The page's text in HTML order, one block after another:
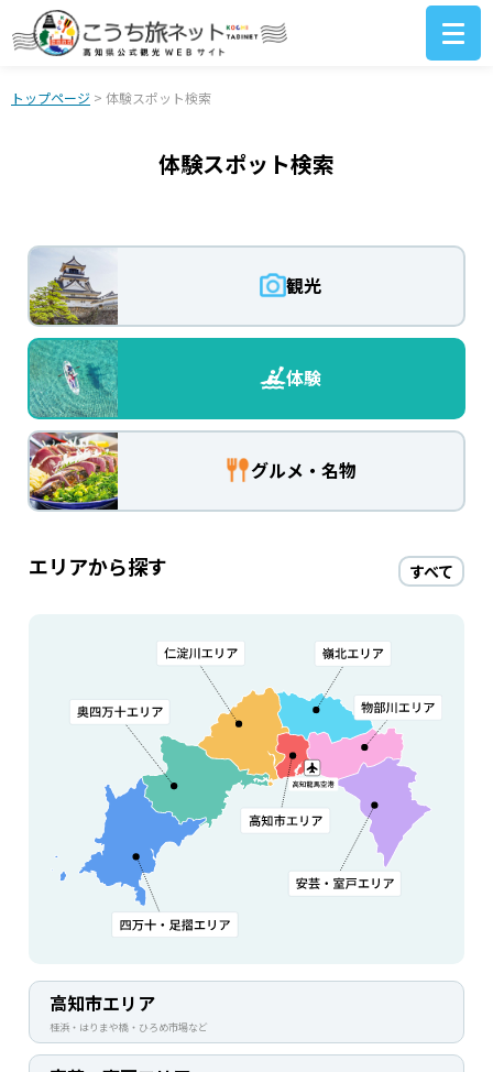
トップページ > 体験スポット検索
体験スポット検索
観光
体験
グルメ・名物
エリアから探す すべて
高知市エリア
桂浜・はりまや橋・ひろめ市場など